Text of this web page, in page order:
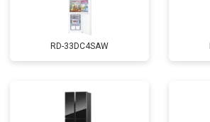
RD-33DC4SAW